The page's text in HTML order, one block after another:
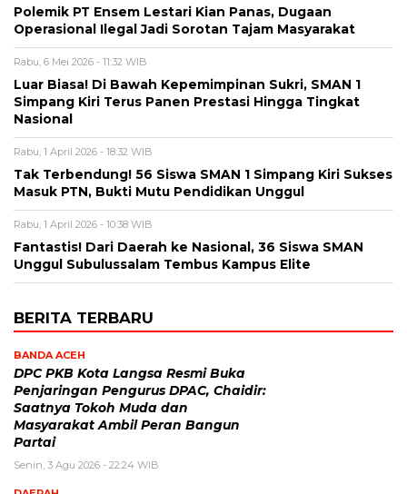
Polemik PT Ensem Lestari Kian Panas, Dugaan
Operasional Ilegal Jadi Sorotan Tajam Masyarakat
Rabu, 6 Mei 2026 - 11:32 WIB
Luar Biasa! Di Bawah Kepemimpinan Sukri, SMAN 1
Simpang Kiri Terus Panen Prestasi Hingga Tingkat
Nasional
Rabu, 1 April 2026 - 18:32 WIB
Tak Terbendung! 56 Siswa SMAN 1 Simpang Kiri Sukses
Masuk PTN, Bukti Mutu Pendidikan Unggul
Rabu, 1 April 2026 - 10:38 WIB
Fantastis! Dari Daerah ke Nasional, 36 Siswa SMAN
Unggul Subulussalam Tembus Kampus Elite
BERITA TERBARU
BANDA ACEH
DPC PKB Kota Langsa Resmi Buka
Penjaringan Pengurus DPAC, Chaidir:
Saatnya Tokoh Muda dan
Masyarakat Ambil Peran Bangun
Partai
Senin, 3 Agu 2026 - 22:24 WIB